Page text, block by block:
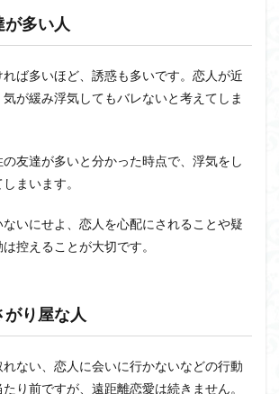
多い人
ば多いほど、誘惑も多いです。恋人が近
気が緩み浮気してもバレないと考えてしま
友達が多いと分かった時点で、浮気をし
まいます。
いにせよ、恋人を心配にされることや疑
控えることが大切です。
り屋な人
ない、恋人に会いに行かないなどの行動
り前ですが、遠距離恋愛は続きません。